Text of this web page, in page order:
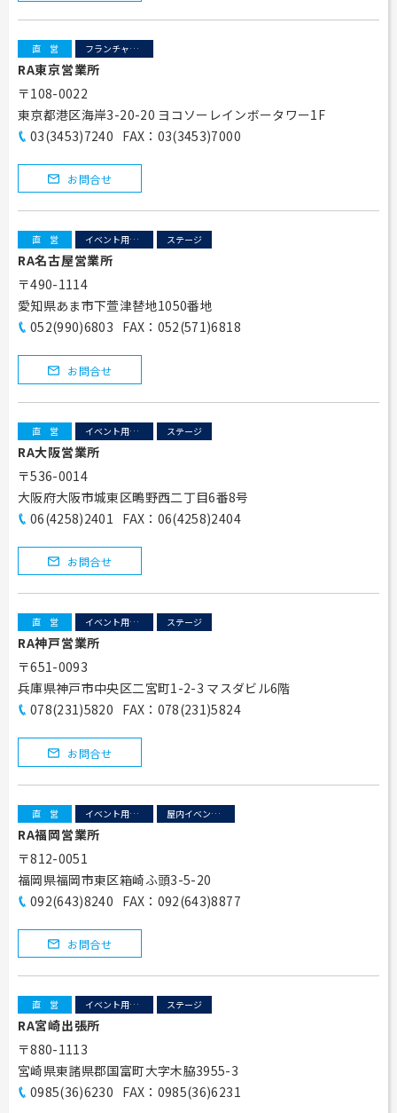
直営 フランチャイズおすすめ商品
RA東京営業所
〒108-0022
東京都港区海岸3-20-20 ヨコソーレインボータワー1F
03(3453)7240 FAX：03(3453)7000
お問合せ
直営 イベント用テント ステージ
RA名古屋営業所
〒490-1114
愛知県あま市下萱津替地1050番地
052(990)6803 FAX：052(571)6818
お問合せ
直営 イベント用テント ステージ
RA大阪営業所
〒536-0014
大阪府大阪市城東区鴫野西二丁目6番8号
06(4258)2401
FAX：06(4258)2404
お問合せ
直営 イベント用テント ステージ
RA神戸営業所
〒651-0093
兵庫県神戸市中央区二宮町1-2-3 マスダビル6階
078(231)5820 FAX：078(231)5824
お問合せ
直営 イベント用テント 屋内イベント 展示会
RA福岡営業所
〒812-0051
福岡県福岡市東区箱崎ふ頭3-5-20
092(643)8240 FAX：092(643)8877
お問合せ
直営 イベント用テント ステージ
RA宮崎出張所
〒880-1113
宮崎県東諸県郡国富町大字木脇3955-3
0985(36)6230 FAX：0985(36)6231